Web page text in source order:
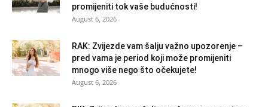
promijeniti tok vaše budućnosti!
August 6, 2026
RAK: Zvijezde vam šalju važno upozorenje –
pred vama je period koji može promijeniti
mnogo više nego što očekujete!
August 6, 2026